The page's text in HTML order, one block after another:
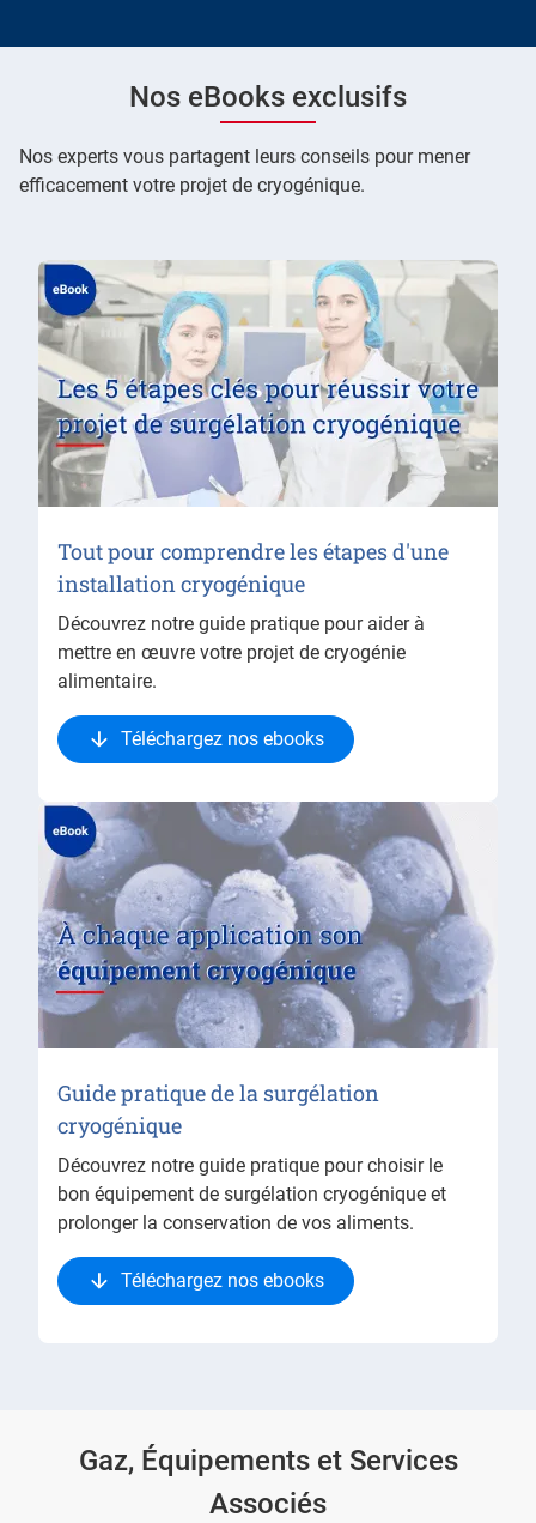
Nos eBooks exclusifs
Nos experts vous partagent leurs conseils pour mener
efficacement votre projet de cryogénique.
Tout pour comprendre les étapes d'une
installation cryogénique
Découvrez notre guide pratique pour aider à
mettre en œuvre votre projet de cryogénie
alimentaire.
Téléchargez nos ebooks
Guide pratique de la surgélation
cryogénique
Découvrez notre guide pratique pour choisir le
bon équipement de surgélation cryogénique et
prolonger la conservation de vos aliments.
Téléchargez nos ebooks
Gaz, Équipements et Services
Associés